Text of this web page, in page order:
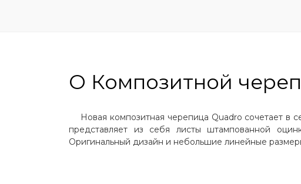
ИЗОЛЯЦИОННЫЕ МАТЕРИАЛЫ
ДЛЯ КРОВЛИ И ФАСАДА
О Композитной
Новая композитная черепица Quadro сочетает в
представляет из себя листы штампованной
Оригинальный дизайн и небольшие линейные